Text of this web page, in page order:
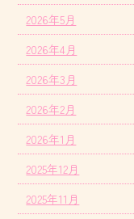
2026年5月
2026年4月
2026年3月
2026年2月
2026年1月
2025年12月
2025年11月